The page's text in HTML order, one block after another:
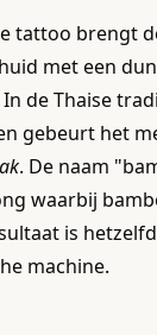
tattoo brengt
met een
de Thaise
gebeurt het
. De naam
waarbij
is
machine.